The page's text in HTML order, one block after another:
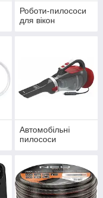
Роботи-пилососи
для вікон
Автомобільні
пилососи